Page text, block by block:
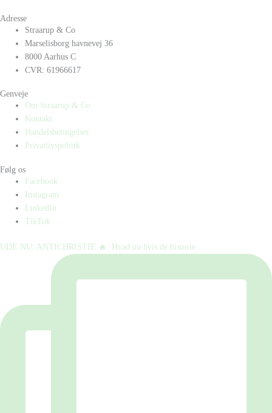
Adresse
Straarup & Co
Marselisborg havnevej 36
8000 Aarhus C
CVR: 61966617
Genveje
Om Straarup & Co
Kontakt
Handelsbetingelser
Privatlivspolitik
Følg os
Facebook
Instagram
LinkedIn
TikTok
UDE NU: ANTICHRISTIE 🔥⁠ ⁠ Hvad nu hvis de historie